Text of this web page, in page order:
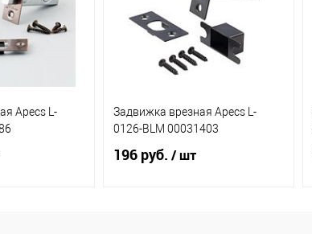
В наличии
(30)
В избранное
(17)
Apecs L-
Задвижка врезная Apecs L-
0126-BLM 00031403
196 руб. / шт